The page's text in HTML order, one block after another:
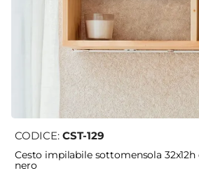
CODICE: CST-129
Cesto impilabile sottomensola
nero